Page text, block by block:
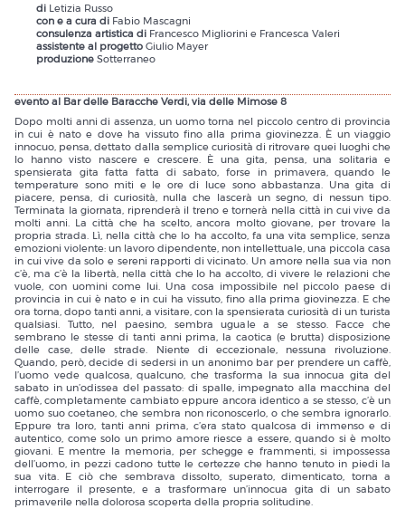
di Letizia Russo
con e a cura di Fabio Mascagni
consulenza artistica di Francesco Migliorini e Francesca Valeri
assistente al progetto Giulio Mayer
produzione Sotterraneo
evento al Bar delle Baracche Verdi, via delle Mimose 8
Dopo molti anni di assenza, un uomo torna nel piccolo centro di provincia
in cui è nato e dove ha vissuto fino alla prima giovinezza. È un viaggio
innocuo, pensa, dettato dalla semplice curiosità di ritrovare quei luoghi che
lo hanno visto nascere e crescere. È una gita, pensa, una solitaria e
spensierata gita fatta fatta di sabato, forse in primavera, quando le
temperature sono miti e le ore di luce sono abbastanza. Una gita di
piacere, pensa, di curiosità, nulla che lascerà un segno, di nessun tipo.
Terminata la giornata, riprenderà il treno e tornerà nella città in cui vive da
molti anni. La città che ha scelto, ancora molto giovane, per trovare la
propria strada. Lì, nella città che lo ha accolto, fa una vita semplice, senza
emozioni violente: un lavoro dipendente, non intellettuale, una piccola casa
in cui vive da solo e sereni rapporti di vicinato. Un amore nella sua via non
c’è, ma c’è la libertà, nella città che lo ha accolto, di vivere le relazioni che
vuole, con uomini come lui. Una cosa impossibile nel piccolo paese di
provincia in cui è nato e in cui ha vissuto, fino alla prima giovinezza. E che
ora torna, dopo tanti anni, a visitare, con la spensierata curiosità di un turista
qualsiasi. Tutto, nel paesino, sembra uguale a se stesso. Facce che
sembrano le stesse di tanti anni prima, la caotica (e brutta) disposizione
delle case, delle strade. Niente di eccezionale, nessuna rivoluzione.
Quando, però, decide di sedersi in un anonimo bar per prendere un caffè,
l’uomo vede qualcosa, qualcuno, che trasforma la sua innocua gita del
sabato in un’odissea del passato: di spalle, impegnato alla macchina del
caffè, completamente cambiato eppure ancora identico a se stesso, c’è un
uomo suo coetaneo, che sembra non riconoscerlo, o che sembra ignorarlo.
Eppure tra loro, tanti anni prima, c’era stato qualcosa di immenso e di
autentico, come solo un primo amore riesce a essere, quando si è molto
giovani. E mentre la memoria, per schegge e frammenti, si impossessa
dell’uomo, in pezzi cadono tutte le certezze che hanno tenuto in piedi la
sua vita. E ciò che sembrava dissolto, superato, dimenticato, torna a
interrogare il presente, e a trasformare un’innocua gita di un sabato
primaverile nella dolorosa scoperta della propria solitudine.